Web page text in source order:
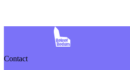
Contact